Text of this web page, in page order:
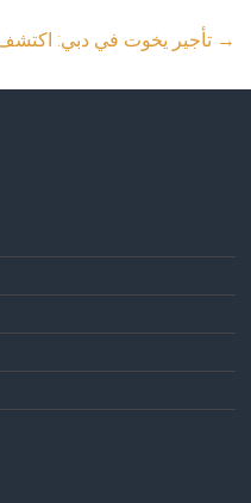
تأجير يخوت في دبي: اكتشف الحياة البحرية مع تجربة فاخرة →